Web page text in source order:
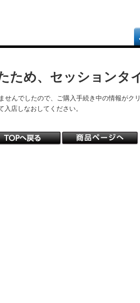
ため、セッションタ
んでしたので、ご購入手続き中の情報がクリ
店しなおしてください。